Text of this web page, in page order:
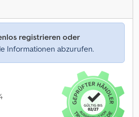
registrieren oder
Informationen abzurufen.